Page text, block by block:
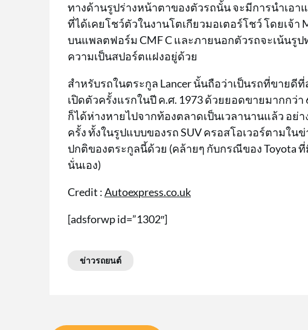
ทางด้านรูปร่างหน้าตาของตัวรถนั้น จะมีการนำเอา
ที่ได้เคยโชว์ตัวในงานโตเกียวมอเตอร์โชว์ โดยเจ้า
บนแพลตฟอร์ม CMF C และภายนอกตัวรถจะเน้นรู
ความเป็นสปอร์ตแฝงอยู่ด้วย
สำหรับรถในตระกูล Lancer นั้นถือว่าเป็นรถที่ขาย
เปิดตัวครั้งแรกในปี ค.ศ. 1973 ด้วยยอดขายมากกว่
ก็ได้ห่างหายไปจากท้องตลาดเป็นเวลานานแล้ว อย่
ครั้ง ทั้งในรูปแบบของรถ SUV ครอสโอเวอร์ตามใ
ปกติของตระกูลนี้ด้วย (คล้ายๆ กับกรณีของ Toyota ที่
นั่นเอง)
Credit :Autoexpress.co.uk
[adsforwp id=”1302″]
ข่าวรถยนต์